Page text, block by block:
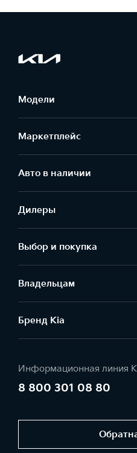
Модели
Маркетплейс
Aвто в наличии
Дилеры
Выбор и покупка
Владельцам
Бренд Kia
Информационная линия
8 800 301 08 80